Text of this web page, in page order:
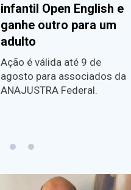
infantil Open English e
ganhe outro para um
adulto
Ação é válida até 9 de
agosto para associados da
ANAJUSTRA Federal.